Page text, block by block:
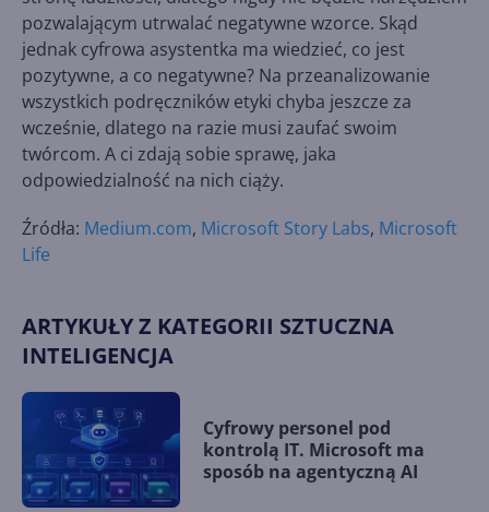
pozwalającym utrwalać negatywne wzorce. Skąd
jednak cyfrowa asystentka ma wiedzieć, co jest
pozytywne, a co negatywne? Na przeanalizowanie
wszystkich podręczników etyki chyba jeszcze za
wcześnie, dlatego na razie musi zaufać swoim
twórcom. A ci zdają sobie sprawę, jaka
odpowiedzialność na nich ciąży.
Źródła: Medium.com, Microsoft Story Labs, Microsoft
Life
ARTYKUŁY Z KATEGORII SZTUCZNA
INTELIGENCJA
Cyfrowy personel pod
kontrolą IT. Microsoft ma
sposób na agentyczną AI